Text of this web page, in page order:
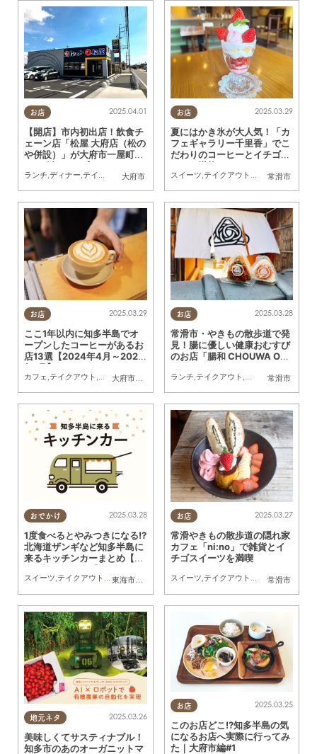
お店
大府市
2025.04.01
【開店】市内初出店！飲食チ
ェーン店「松屋 大府店（松の
や併設）」が大府市一屋町に
2/28(金)オープン
ランチ,ディナー,テイクアウト ,開店
お店
常滑市
2025.03.29
夏にはかき氷が大人気！「カ
フェギャラリー千里香」でこ
だわりのコーヒーとイチゴパ
フェを堪能
スイーツ,テイクアウト ,行ってみたレポ
お店
大府市
,知多市 東浦町,阿久比町 ,半田市,常滑市,美浜町
2025.03.29
ここ1年以内に知多半島でオ
ープンしたコーヒーがあるお
店13選【2024年4月～2025
年1月】
カフェ テイクアウト 開店,まとめ記事
お店
常滑市
2025.03.28
常滑市・やきもの散歩道で発
見！腸に優しい健康おむすび
のお店「腸和 CHOUWA OM
ランチ テイクアウト 専門店,行って
おでかけ
東海市
,大府市 知多市 ,半田市,常滑市,武豊町 美浜町,南知多
2025.03.28
1度食べるとやみつきになる!?
北海道ザンギなど知多半島に
来るキッチンカーまとめ【3/
スイーツ,テイクアウト ,キッチンカー イベント ,まとめ記事
お店
常滑市
2025.03.27
常滑やきもの散歩道の隠れ家
カフェ「ni:no」で雑貨とイ
チゴスイーツを満喫
スイーツ,テイクアウト ,行ってみたレポ
地元ネタ 2025.03.26
美味しくてサスティナブル！
知多市のあのオーガニットマ
お店 2025.03.25
このお店どこ!?知多半島の気
になるお店へ実際に行ってみ
た｜大府市編#1